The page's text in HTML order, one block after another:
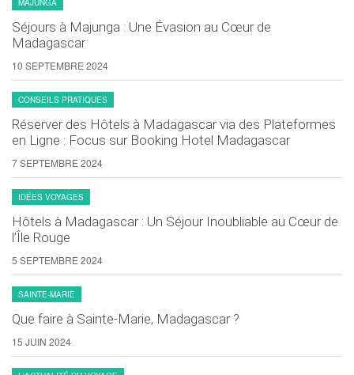
Séjours à Majunga : Une Évasion au Cœur de
Madagascar
10 SEPTEMBRE 2024
CONSEILS PRATIQUES
Réserver des Hôtels à Madagascar via des Plateformes
en Ligne : Focus sur Booking Hotel Madagascar
7 SEPTEMBRE 2024
IDÉES VOYAGES
Hôtels à Madagascar : Un Séjour Inoubliable au Cœur de
l’Île Rouge
5 SEPTEMBRE 2024
SAINTE-MARIE
Que faire à Sainte-Marie, Madagascar ?
15 JUIN 2024